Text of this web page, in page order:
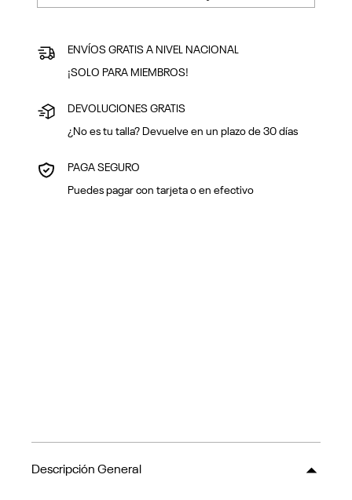
ENVÍOS GRATIS A NIVEL NACIONAL
¡SOLO PARA MIEMBROS!
DEVOLUCIONES GRATIS
¿No es tu talla? Devuelve en un plazo de 30 días
PAGA SEGURO
Puedes pagar con tarjeta o en efectivo
Descripción General